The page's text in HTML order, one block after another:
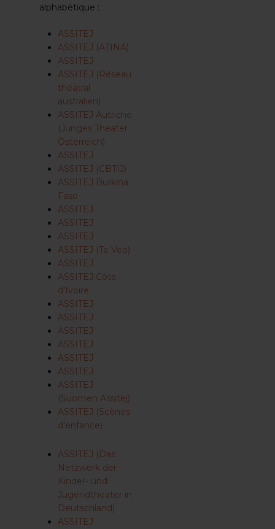
alphabétique :
ASSITEJ
ASSITEJ (ATINA)
ASSITEJ
ASSITEJ (Réseau
théâtral
australien)
ASSITEJ Autriche
(Junges Theater
Österreich)
ASSITEJ
ASSITEJ (CBTIJ)
ASSITEJ Burkina
Faso
ASSITEJ
ASSITEJ
ASSITEJ
ASSITEJ (Te Veo)
ASSITEJ
ASSITEJ Côte
d'Ivoire
ASSITEJ
ASSITEJ
ASSITEJ
ASSITEJ
ASSITEJ
ASSITEJ
ASSITEJ
(Suomen Assitej)
ASSITEJ (Scènes
d’enfance)
ASSITEJ (Das
Netzwerk der
Kinder- und
Jugendtheater in
Deutschland)
ASSITEJ